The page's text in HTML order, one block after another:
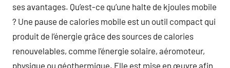
ses avantages. Qu’est-ce qu’une halte de kjoules mobile
? Une pause de calories mobile est un outil compact qui
produit de l’énergie grâce des sources de calories
renouvelables, comme l’énergie solaire, aéromoteur,
physique ou géothermique. Elle est mise en œuvre afin